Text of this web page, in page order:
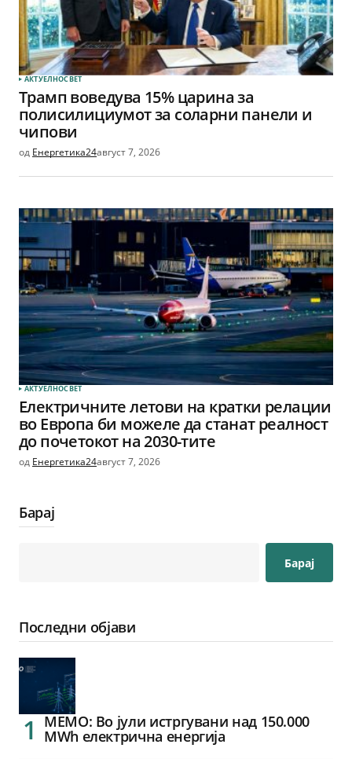
АКТУЕЛНОСВЕТ
Трамп воведува 15% царина за
полисилициумот за соларни панели и
чипови
од Енергетика24август 7, 2026
АКТУЕЛНОСВЕТ
Електричните летови на кратки релации
во Европа би можеле да станат реалност
до почетокот на 2030-тите
од Енергетика24август 7, 2026
Барај
Барај
Последни објави
МЕМО: Во јули истргувани над 150.000
MWh електрична енергија